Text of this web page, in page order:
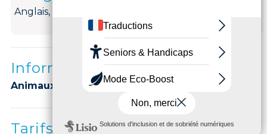
Anglais, Espagnol, Français, Italien, Russe, Arabe
Informations complémentaires
Animaux acceptés :ACCEPTES.
Tarifs